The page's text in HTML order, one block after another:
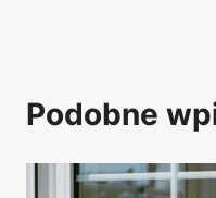
Podobne